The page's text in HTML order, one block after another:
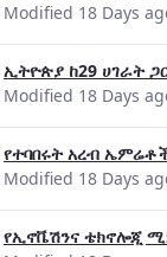
Modified 18 Days
ኢትዮጵያ ከ29 ሀገራት
Modified 18 Days
የተባበሩት አረብ
Modified 18 Days
የኢኖቬሽንና ቴክኖሎጂ